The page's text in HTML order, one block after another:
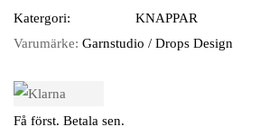
Katergori:
KNAPPAR
Varumärke: Garnstudio / Drops Design
Få först. Betala sen.